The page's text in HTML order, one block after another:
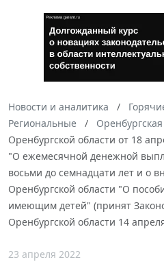
Новости и аналитика
Региональные
Оренбургской области от 18
"О ежемесячной денежной
восьми до семнадцати лет и о
Оренбургской области "О
имеющим детей" (принят
Оренбургской области 14
23 апреля 2022